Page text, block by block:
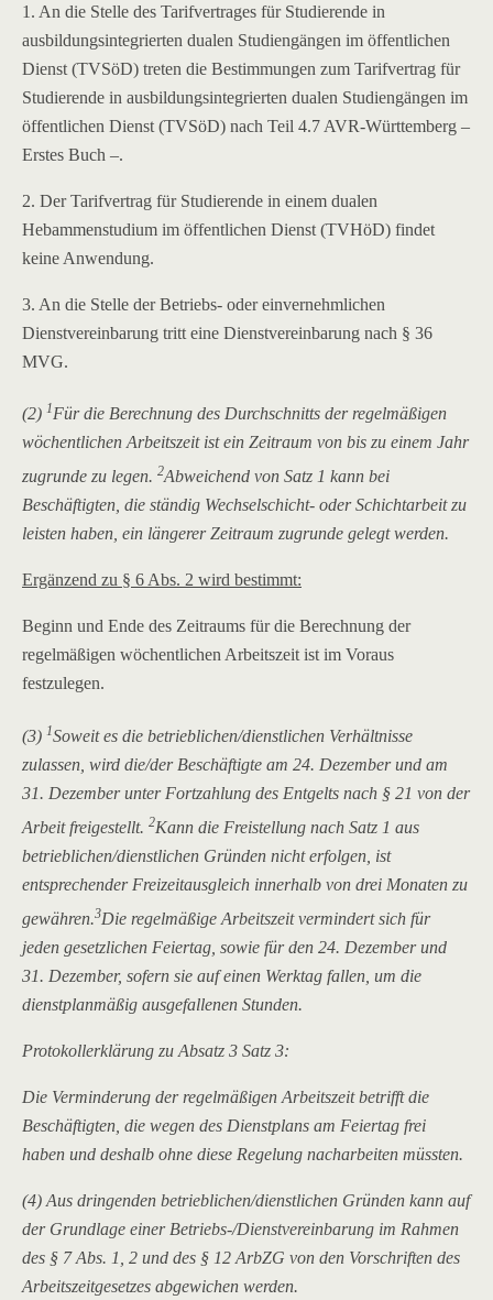
1. An die Stelle des Tarifvertrages für Studierende in
ausbildungsintegrierten dualen Studiengängen im öffentlichen
Dienst (TVSöD) treten die Bestimmungen zum Tarifvertrag für
Studierende in ausbildungsintegrierten dualen Studiengängen im
öffentlichen Dienst (TVSöD) nach Teil 4.7 AVR-Württemberg –
Erstes Buch –.
2. Der Tarifvertrag für Studierende in einem dualen
Hebammenstudium im öffentlichen Dienst (TVHöD) findet
keine Anwendung.
3. An die Stelle der Betriebs- oder einvernehmlichen
Dienstvereinbarung tritt eine Dienstvereinbarung nach § 36
MVG.
(2) 1Für die Berechnung des Durchschnitts der regelmäßigen
wöchentlichen Arbeitszeit ist ein Zeitraum von bis zu einem Jahr
zugrunde zu legen. 2Abweichend von Satz 1 kann bei
Beschäftigten, die ständig Wechselschicht- oder Schichtarbeit zu
leisten haben, ein längerer Zeitraum zugrunde gelegt werden.
Ergänzend zu § 6 Abs. 2 wird bestimmt:
Beginn und Ende des Zeitraums für die Berechnung der
regelmäßigen wöchentlichen Arbeitszeit ist im Voraus
festzulegen.
(3) 1Soweit es die betrieblichen/dienstlichen Verhältnisse
zulassen, wird die/der Beschäftigte am 24. Dezember und am
31. Dezember unter Fortzahlung des Entgelts nach § 21 von der
Arbeit freigestellt. 2Kann die Freistellung nach Satz 1 aus
betrieblichen/dienstlichen Gründen nicht erfolgen, ist
entsprechender Freizeitausgleich innerhalb von drei Monaten zu
gewähren.3Die regelmäßige Arbeitszeit vermindert sich für
jeden gesetzlichen Feiertag, sowie für den 24. Dezember und
31. Dezember, sofern sie auf einen Werktag fallen, um die
dienstplanmäßig ausgefallenen Stunden.
Protokollerklärung zu Absatz 3 Satz 3:
Die Verminderung der regelmäßigen Arbeitszeit betrifft die
Beschäftigten, die wegen des Dienstplans am Feiertag frei
haben und deshalb ohne diese Regelung nacharbeiten müssten.
(4) Aus dringenden betrieblichen/dienstlichen Gründen kann auf
der Grundlage einer Betriebs-/Dienstvereinbarung im Rahmen
des § 7 Abs. 1, 2 und des § 12 ArbZG von den Vorschriften des
Arbeitszeitgesetzes abgewichen werden.